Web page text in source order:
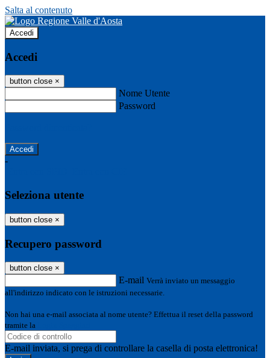
Salta al contenuto
Accedi
Accedi
button close ×
Nome Utente
Password
-
Seleziona utente
button close ×
Recupero password
button close ×
E-mail Verrà inviato un messaggio
all'indirizzo indicato con le istruzioni necessarie.
Non hai una e-mail associata al nome utente? Effettua il reset della password
tramite la
E-mail inviata, si prega di controllare la casella di posta elettronica!